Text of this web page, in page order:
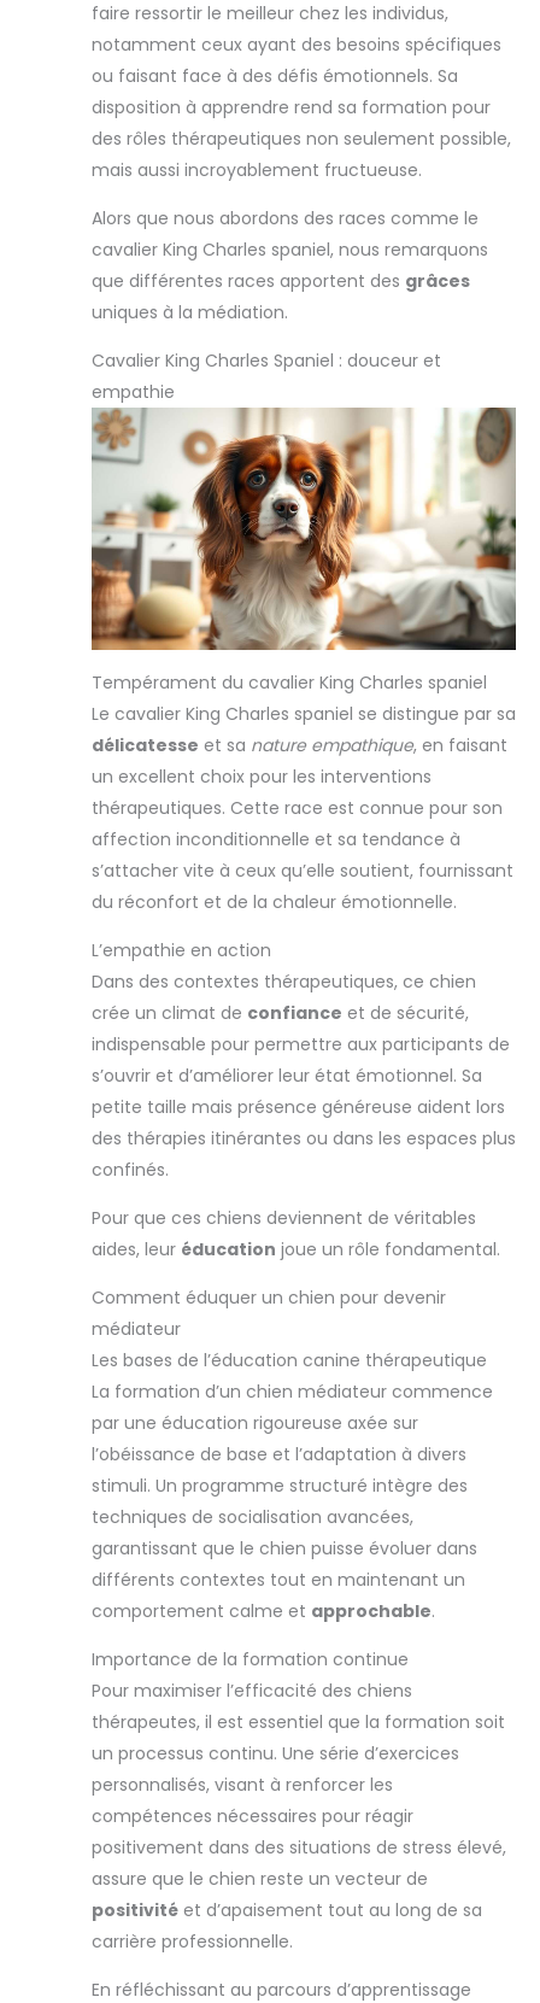
faire ressortir le meilleur chez les individus,
notamment ceux ayant des besoins spécifiques
ou faisant face à des défis émotionnels. Sa
disposition à apprendre rend sa formation pour
des rôles thérapeutiques non seulement possible,
mais aussi incroyablement fructueuse.
Alors que nous abordons des races comme le
cavalier King Charles spaniel, nous remarquons
que différentes races apportent des grâces
uniques à la médiation.
Cavalier King Charles Spaniel : douceur et
empathie
Tempérament du cavalier King Charles spaniel
Le cavalier King Charles spaniel se distingue par sa
délicatesse et sa nature empathique, en faisant
un excellent choix pour les interventions
thérapeutiques. Cette race est connue pour son
affection inconditionnelle et sa tendance à
s’attacher vite à ceux qu’elle soutient, fournissant
du réconfort et de la chaleur émotionnelle.
L’empathie en action
Dans des contextes thérapeutiques, ce chien
crée un climat de confiance et de sécurité,
indispensable pour permettre aux participants de
s’ouvrir et d’améliorer leur état émotionnel. Sa
petite taille mais présence généreuse aident lors
des thérapies itinérantes ou dans les espaces plus
confinés.
Pour que ces chiens deviennent de véritables
aides, leur éducation joue un rôle fondamental.
Comment éduquer un chien pour devenir
médiateur
Les bases de l’éducation canine thérapeutique
La formation d’un chien médiateur commence
par une éducation rigoureuse axée sur
l’obéissance de base et l’adaptation à divers
stimuli. Un programme structuré intègre des
techniques de socialisation avancées,
garantissant que le chien puisse évoluer dans
différents contextes tout en maintenant un
comportement calme et approchable.
Importance de la formation continue
Pour maximiser l’efficacité des chiens
thérapeutes, il est essentiel que la formation soit
un processus continu. Une série d’exercices
personnalisés, visant à renforcer les
compétences nécessaires pour réagir
positivement dans des situations de stress élevé,
assure que le chien reste un vecteur de
positivité et d’apaisement tout au long de sa
carrière professionnelle.
En réfléchissant au parcours d’apprentissage